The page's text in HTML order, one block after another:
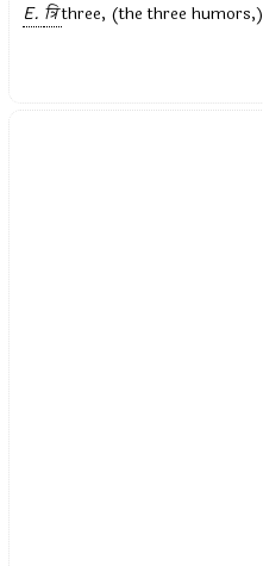
E. त्रिthree, (the three humors,)